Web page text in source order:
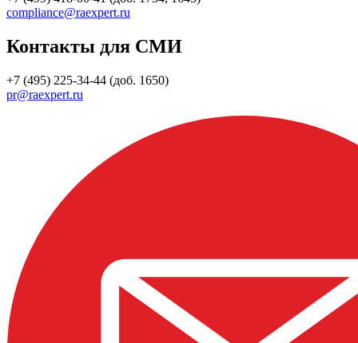
compliance@raexpert.ru
Контакты для СМИ
+7 (495) 225-34-44 (доб. 1650)
pr@raexpert.ru